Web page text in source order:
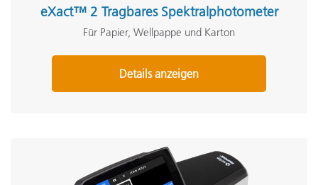
eXact™ 2 Tragbares Spektralphotometer
Für Papier, Wellpappe und Karton
Details anzeigen